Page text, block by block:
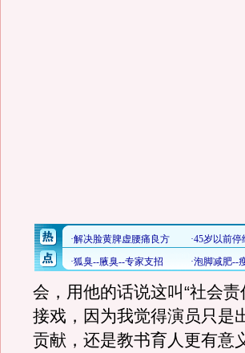
会，用他的话说这叫“社会
接戏，因为我觉得演员只是
贡献，还是教书育人更有意